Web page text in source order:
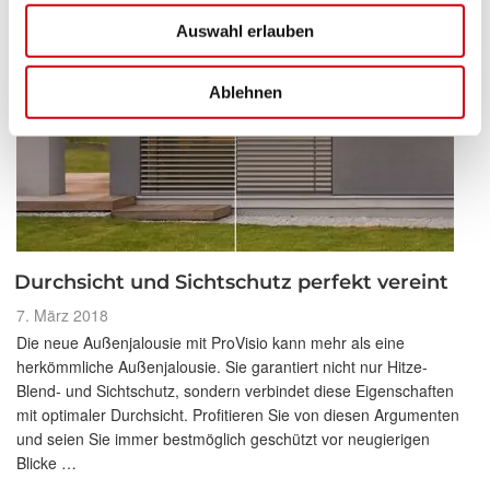
Auswahl erlauben
Ablehnen
Durchsicht und Sichtschutz perfekt vereint
Veröffentlicht
am
7. März 2018
Die neue Außenjalousie mit ProVisio kann mehr als eine
herkömmliche Außenjalousie. Sie garantiert nicht nur Hitze-
Blend- und Sichtschutz, sondern verbindet diese Eigenschaften
mit optimaler Durchsicht. Profitieren Sie von diesen Argumenten
und seien Sie immer bestmöglich geschützt vor neugierigen
Blicke …